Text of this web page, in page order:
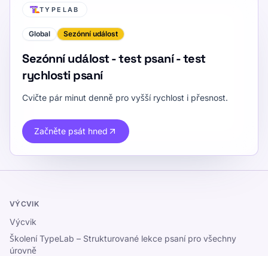
TYPELAB
Global Sezónní událost
Sezónní událost - test psaní - test
rychlosti psaní
Cvičte pár minut denně pro vyšší rychlost i přesnost.
Začněte psát hned
VÝCVIK
Výcvik
Školení TypeLab – Strukturované lekce psaní pro všechny
úrovně